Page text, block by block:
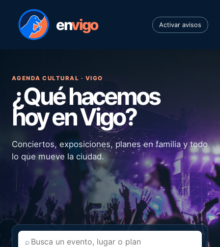
envigo Activar avisos
AGENDA CULTURAL · VIGO
¿Qué hacemos
hoy en Vigo?
Conciertos, exposiciones, planes en familia y todo
lo que mueve la ciudad.
⌕